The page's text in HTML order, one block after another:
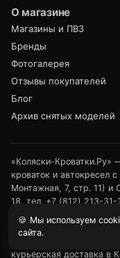
О магазине
Магазины и ПВЗ
Бренды
Фотогалерея
Отзывы покупателей
Блог
Архив снятых моделей
«Коляски-Кроватки.Ру»
кроваток и автокресел
Монтажная, 7, стр. 11) и
18, тел. +7 (812) 213-31-
доставка нашим
или выдача в ПВЗ).
курьерская доставка в
🍪 Мы используем
сайта.